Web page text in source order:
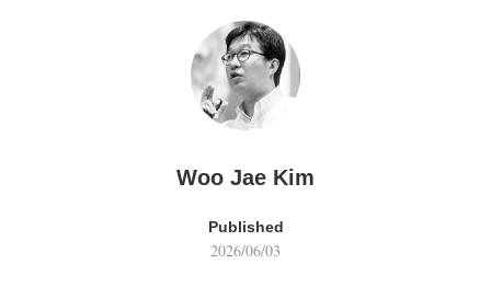
Woo Jae Kim
Published
2026/06/03